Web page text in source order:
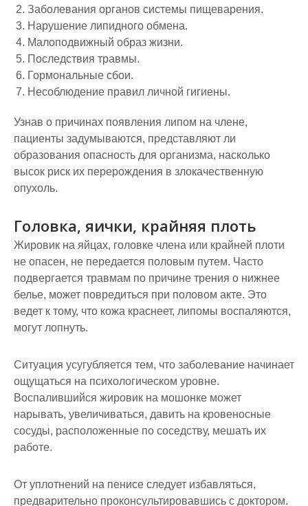
Заболевания органов системы пищеварения.
Нарушение липидного обмена.
Малоподвижный образ жизни.
Последствия травмы.
Гормональные сбои.
Несоблюдение правил личной гигиены.
Узнав о причинах появления липом на члене,
пациенты задумываются, представляют ли
образования опасность для организма, насколько
высок риск их перерождения в злокачественную
опухоль.
Головка, яички, крайняя плоть
Жировик на яйцах, головке члена или крайней плоти
не опасен, не передается половым путем. Часто
подвергается травмам по причине трения о нижнее
белье, может повредиться при половом акте. Это
ведет к тому, что кожа краснеет, липомы воспаляются,
могут лопнуть.
Ситуация усугубляется тем, что заболевание начинает
ощущаться на психологическом уровне.
Воспалившийся жировик на мошонке может
нарывать, увеличиваться, давить на кровеносные
сосуды, расположенные по соседству, мешать их
работе.
От уплотнений на пенисе следует избавляться,
предварительно проконсультировавшись с доктором.